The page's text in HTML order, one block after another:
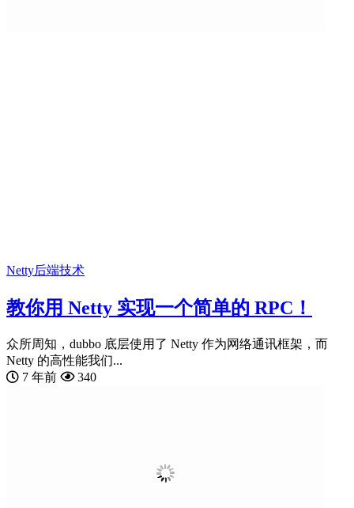
Netty后端技术
教你用 Netty 实现一个简单的 RPC！
众所周知，dubbo 底层使用了 Netty 作为网络通讯框架，而
Netty 的高性能我们...
7 年前
340